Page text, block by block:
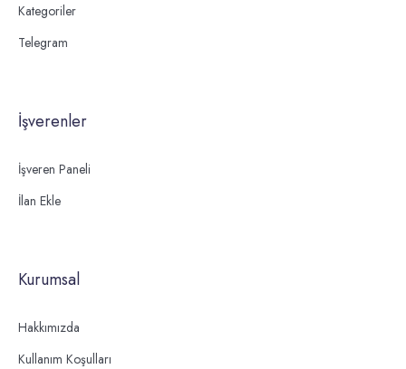
Kategoriler
Telegram
İşverenler
İşveren Paneli
İlan Ekle
Kurumsal
Hakkımızda
Kullanım Koşulları